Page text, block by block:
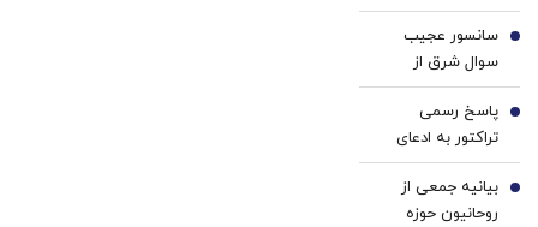
جیبوتی +فیلم
سانسور عجیب
سوال شرق از
رئیس‌جمهور در
صداوسیما
5
پاسخ رسمی
تراکتور به ادعای
سرباز شدن بیرانوند
6
بیانیه جمعی از
روحانیون حوزه
7